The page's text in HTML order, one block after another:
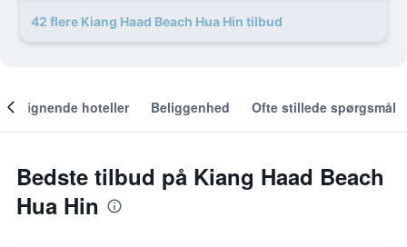
42 flere Kiang Haad Beach Hua Hin tilbud
Lignende hoteller Beliggenhed Ofte stillede spørgsmål
Bedste tilbud på Kiang Haad Beach
Hua Hin